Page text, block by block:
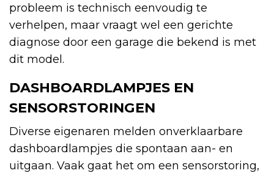
probleem is technisch eenvoudig te
verhelpen, maar vraagt wel een gerichte
diagnose door een garage die bekend is met
dit model.
DASHBOARDLAMPJES EN
SENSORSTORINGEN
Diverse eigenaren melden onverklaarbare
dashboardlampjes die spontaan aan- en
uitgaan. Vaak gaat het om een sensorstoring,